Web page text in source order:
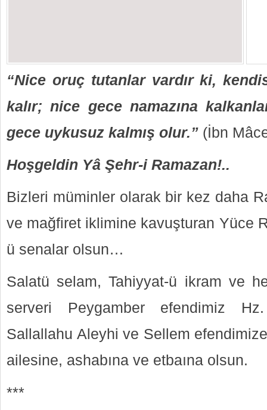
“Nice oruç tutanlar vardır ki,
kalır; nice gece namazına
gece uykusuz kalmış olur.” (İbn
Hoşgeldin Yâ Şehr-i Ramazan!..
Bizleri müminler olarak bir kez daha
ve mağfiret iklimine kavuşturan Yüce
ü senalar olsun…
Salatü selam, Tahiyyat-ü ikram ve
serveri Peygamber efendimiz
Sallallahu Aleyhi ve Sellem
ailesine, ashabına ve etbaına olsun.
***